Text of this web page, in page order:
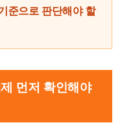
준으로 판단해야 할
먼저 확인해야